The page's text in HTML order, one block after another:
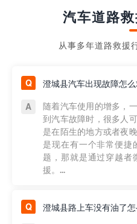
汽车道路
从事多年道路救援
澄城县汽车出现故障怎
随着汽车使用的增多，
到汽车故障时，很多人
是在陌生的地方或者夜
是现在有一个非常便捷
题，那就是通过穿越者
援。...
澄城县路上车没有油了